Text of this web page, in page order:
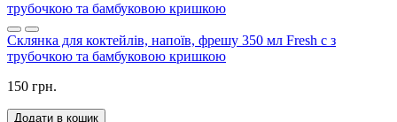
Склянка для коктейлів, напоїв, фрешу 350 мл Fresh c з
трубочкою та бамбуковою кришкою
150 грн.
Додати в кошик